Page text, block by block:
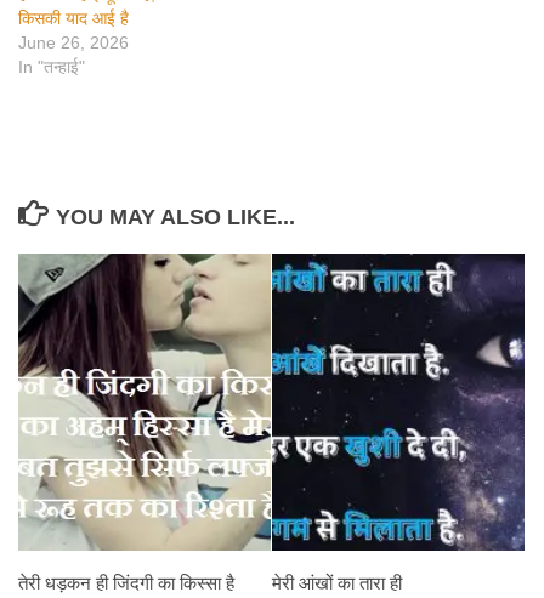
किसकी याद आई है
June 26, 2026
In "तन्हाई"
YOU MAY ALSO LIKE...
तेरी धड़कन ही जिंदगी का किस्सा है
मेरी आंखों का तारा ही